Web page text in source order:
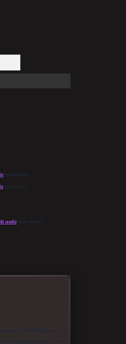
için admin
için Cesur
nediriçin admin